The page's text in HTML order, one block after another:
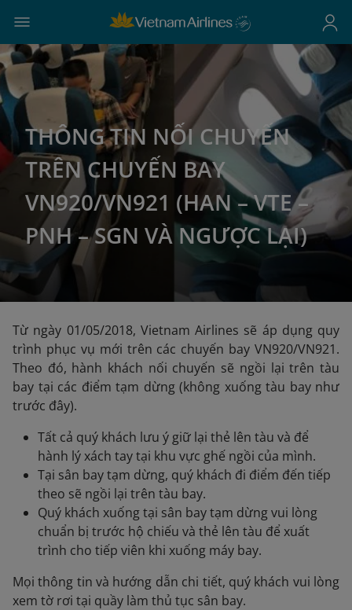
THÔNG TIN NỐI CHUYẾN
TRÊN CHUYẾN BAY
VN920/VN921 (HAN – VTE –
PNH – SGN VÀ NGƯỢC LẠI)
Từ ngày 01/05/2018, Vietnam Airlines sẽ áp dụng quy
trình phục vụ mới trên các chuyến bay VN920/VN921.
Theo đó, hành khách nối chuyến sẽ ngồi lại trên tàu
bay tại các điểm tạm dừng (không xuống tàu bay như
trước đây).
Tất cả quý khách lưu ý giữ lại thẻ lên tàu và để
hành lý xách tay tại khu vực ghế ngồi của mình.
Tại sân bay tạm dừng, quý khách đi điểm đến tiếp
theo sẽ ngồi lại trên tàu bay.
Quý khách xuống tại sân bay tạm dừng vui lòng
chuẩn bị trước hộ chiếu và thẻ lên tàu để xuất
trình cho tiếp viên khi xuống máy bay.
Mọi thông tin và hướng dẫn chi tiết, quý khách vui lòng
xem tờ rơi tại quầy làm thủ tục sân bay.